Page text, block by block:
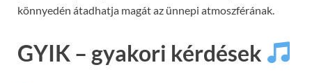
könnyedén átadhatja magát az ünnepi atmoszférának.
GYIK – gyakori kérdések